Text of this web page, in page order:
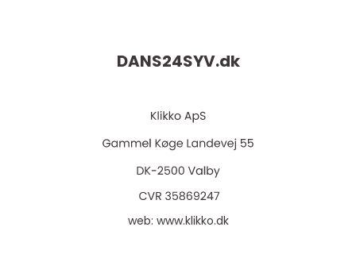
DANS24SYV.dk
web: www.klikko.dk